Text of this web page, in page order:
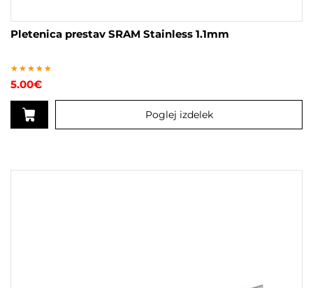
Pletenica prestav SRAM Stainless 1.1mm
Ocenjeno
4.80
5.00€
Poglej izdelek